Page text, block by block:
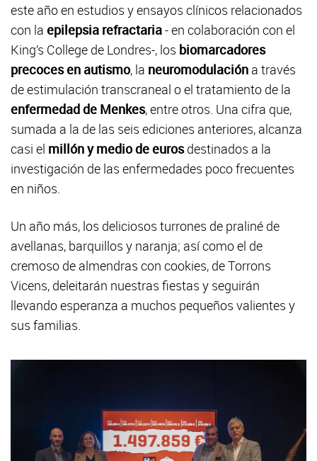
este año en estudios y ensayos clínicos relacionados
con la epilepsia refractaria- en colaboración con el
King’s College de Londres-, los biomarcadores
precoces en autismo, la neuromodulación a través
de estimulación transcraneal o el tratamiento de la
enfermedad de Menkes, entre otros. Una cifra que,
sumada a la de las seis ediciones anteriores, alcanza
casi el millón y medio de eurosdestinados a la
investigación de las enfermedades poco frecuentes
en niños.
Un año más, los deliciosos turrones de praliné de
avellanas, barquillos y naranja; así como el de
cremoso de almendras con cookies, de Torrons
Vicens, deleitarán nuestras fiestas y seguirán
llevando esperanza a muchos pequeños valientes y
sus familias.